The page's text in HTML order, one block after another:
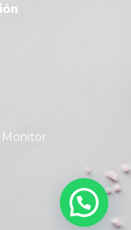
Monitor